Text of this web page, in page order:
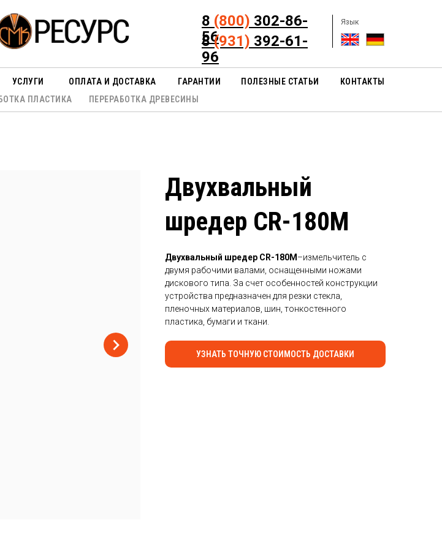
ПЛАСТИКА ПЕРЕРАБОТКА ДРЕВЕСИНЫ
УСЛУГИ ОПЛАТА И ДОСТАВКА ГАРАНТИИ КОНТАКТЫ
8 (800) 302-86-
56
8(931) 392-61-
96
ПОЛЕЗНЫЕ СТАТЬИ
Язык
Двухвальный
шредер CR-180M
Двухвальный шредер CR-180M –измельчитель с
двумя рабочими валами, оснащенными ножами
дискового типа. За счет особенностей конструкции
устройства предназначен для резки стекла,
пленочных материалов, шин, тонкостенного
пластика, бумаги и ткани.
УЗНАТЬ ТОЧНУЮ СТОИМОСТЬ ДОСТАВКИ